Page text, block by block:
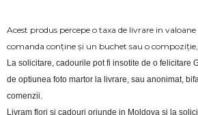
Acest produs percepe o taxa de livrare in
comanda conține și un buchet sau o
La solicitare, cadourile pot fi insotite de o felicitare
de optiunea foto martor la livrare, sau anonimat,
comenzii.
Livram flori si cadouri oriunde in Moldova si la